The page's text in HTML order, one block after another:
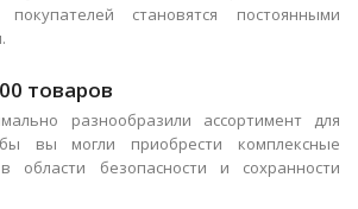
становятся постоянными
товаров
разнообразили ассортимент для
вы могли приобрести комплексные
области безопасности и сохранности